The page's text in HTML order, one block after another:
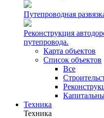
Путепроводная
Реконструкция
путепровода.
Карта объектов
Список объектов
Все
Техника
Техника